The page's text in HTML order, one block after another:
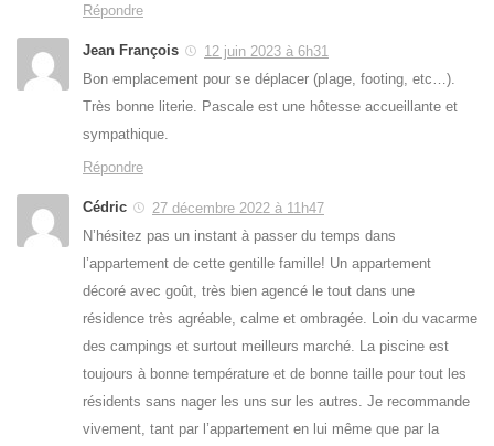
Répondre
Jean François
12 juin 2023 à 6h31
Bon emplacement pour se déplacer (plage, footing, etc…).
Très bonne literie. Pascale est une hôtesse accueillante et
sympathique.
Répondre
Cédric
27 décembre 2022 à 11h47
N’hésitez pas un instant à passer du temps dans
l’appartement de cette gentille famille! Un appartement
décoré avec goût, très bien agencé le tout dans une
résidence très agréable, calme et ombragée. Loin du vacarme
des campings et surtout meilleurs marché. La piscine est
toujours à bonne température et de bonne taille pour tout les
résidents sans nager les uns sur les autres. Je recommande
vivement, tant par l’appartement en lui même que par la